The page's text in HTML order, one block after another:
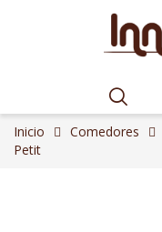
Inicio Comedores
Petit